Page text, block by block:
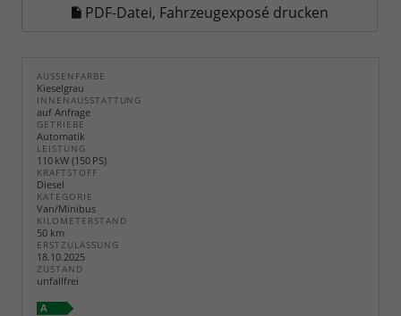
PDF-Datei, Fahrzeugexposé drucken
AUSSENFARBE
Kieselgrau
INNENAUSSTATTUNG
auf Anfrage
GETRIEBE
Automatik
LEISTUNG
110 kW (150 PS)
KRAFTSTOFF
Diesel
KATEGORIE
Van/Minibus
KILOMETERSTAND
50 km
ERSTZULASSUNG
18.10.2025
ZUSTAND
unfallfrei